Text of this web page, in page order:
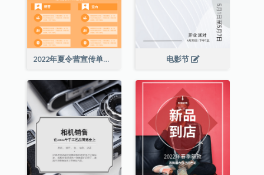
2022年夏令营宣传单张 电影节